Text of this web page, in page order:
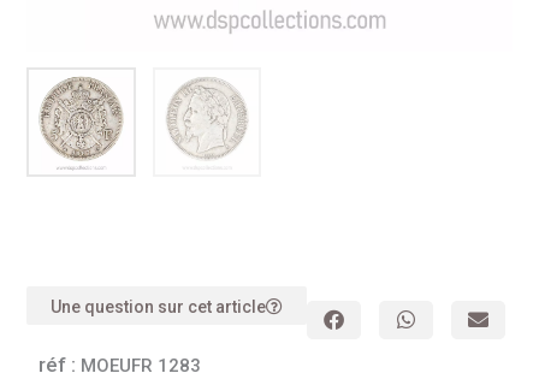
Une question sur cet article
réf : MOEUFR 1283